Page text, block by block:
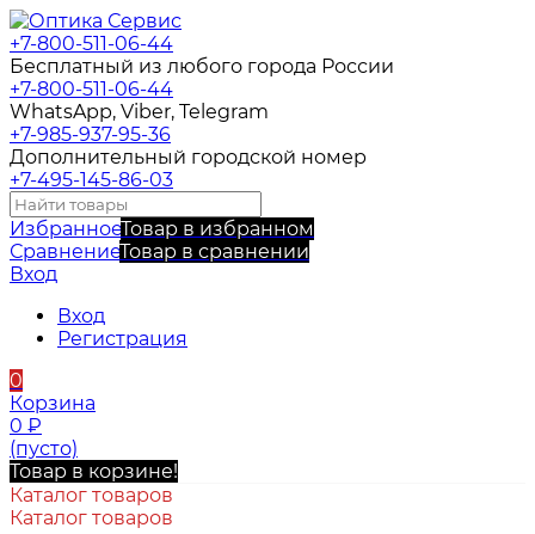
+7-800-511-06-44
Бесплатный из любого города России
+7-800-511-06-44
WhatsApp, Viber, Telegram
+7-985-937-95-36
Дополнительный городской номер
+7-495-145-86-03
ИзбранноеТовар в избранном
СравнениеТовар в сравнении
Вход
Вход
Регистрация
0
Корзина
0 ₽
(пусто)
Товар в корзине!
Каталог товаров
Каталог товаров